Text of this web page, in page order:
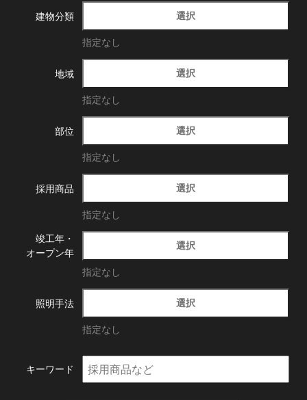
建物分類 選択
指定なし
地域 選択
指定なし
部位 選択
指定なし
採用商品 選択
指定なし
竣工年・
オープン年
選択
指定なし
照明手法 選択
指定なし
キーワード